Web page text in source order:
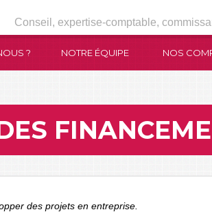
Conseil, expertise-comptable,
? NOTRE ÉQUIPE NOS
des projets en entreprise.